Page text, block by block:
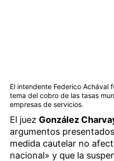
El intendente Federico Achával
tema del cobro de las tasas
empresas de servicios.
El juez González
argumentos
medida cautelar no
nacional» y que la